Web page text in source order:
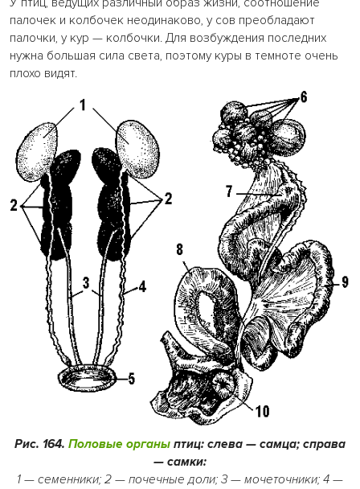
палочек и колбочек неодинаково, у сов преобладают
палочки, у кур — колбочки. Для возбуждения последних
нужна большая сила света, поэтому куры в темноте очень
плохо видят.
Рис. 164. Половые органы птиц: слева — самца; справа
— самки:
1 — семенники; 2 — почечные доли; 3 — мочеточники; 4 —